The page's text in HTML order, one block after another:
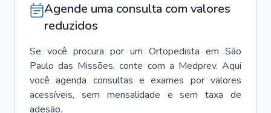
Agende uma consulta com valores
reduzidos
Se você procura por um Ortopedista em São
Paulo das Missões, conte com a Medprev. Aqui
você agenda consultas e exames por valores
acessíveis, sem mensalidade e sem taxa de
adesão.